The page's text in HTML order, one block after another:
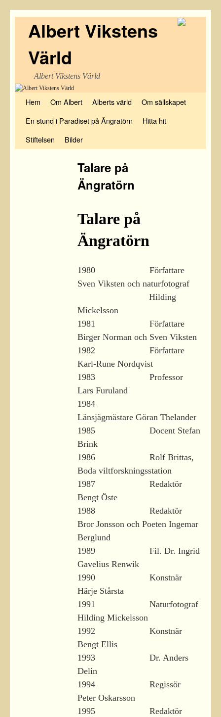
Albert Vikstens
Värld
Albert Vikstens Värld
Hoppa till huvudinnehåll
Hoppa till sekundärt innehåll
Hem Om Albert Alberts värld
Om sällskapet
En stund i Paradiset på Ängratörn
Hitta hit
Stiftelsen
Bilder
Talare på
Ängratörn
Talare på
Ängratörn
1980 Författare
Sven Viksten och naturfotograf
Hilding
Mickelsson
1981 Författare
Birger Norman och Sven Viksten
1982 Författare
Karl-Rune Nordqvist
1983 Professor
Lars Furuland
1984
Länsjägmästare Göran Thelander
1985 Docent Stefan
Brink
1986 Rolf Brittas,
Boda viltforskningsstation
1987 Redaktör
Bengt Öste
1988 Redaktör
Bror Jonsson och Poeten Ingemar
Berglund
1989 Fil. Dr. Ingrid
Gavelius Renwik
1990 Konstnär
Härje Stårsta
1991 Naturfotograf
Hilding Mickelsson
1992 Konstnär
Bengt Ellis
1993 Dr. Anders
Delin
1994 Regissör
Peter Oskarsson
1995 Redaktör